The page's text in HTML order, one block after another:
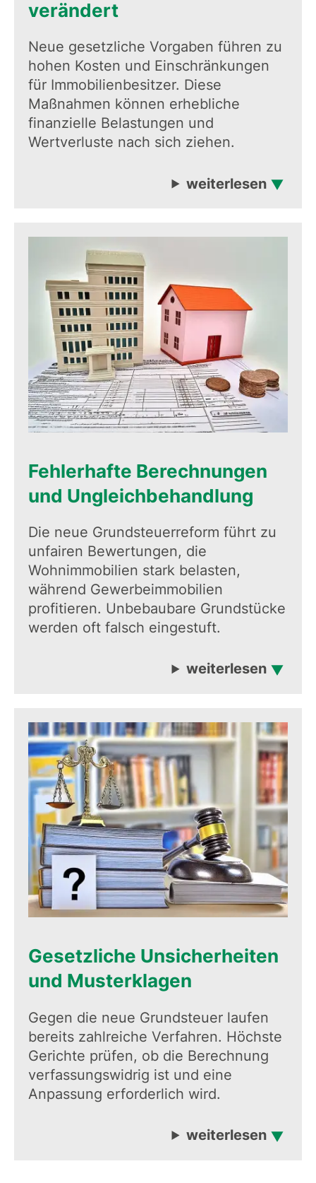
verändert
Neue gesetzliche Vorgaben führen zu
hohen Kosten und Einschränkungen
für Immobilienbesitzer. Diese
Maßnahmen können erhebliche
finanzielle Belastungen und
Wertverluste nach sich ziehen.
weiterlesen
Fehlerhafte Berechnungen
und Ungleichbehandlung
Die neue Grundsteuerreform führt zu
unfairen Bewertungen, die
Wohnimmobilien stark belasten,
während Gewerbeimmobilien
profitieren. Unbebaubare Grundstücke
werden oft falsch eingestuft.
weiterlesen
Gesetzliche Unsicherheiten
und Musterklagen
Gegen die neue Grundsteuer laufen
bereits zahlreiche Verfahren. Höchste
Gerichte prüfen, ob die Berechnung
verfassungswidrig ist und eine
Anpassung erforderlich wird.
weiterlesen